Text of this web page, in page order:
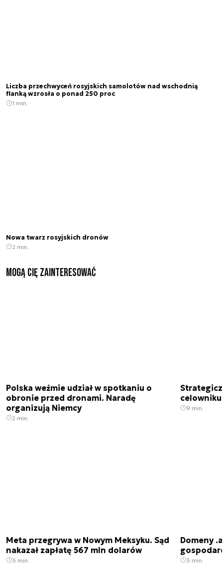
Liczba przechwyceń rosyjskich samolotów nad wschodnią
flanką wzrosła o ponad 250 proc
1 min.
Nowa twarz rosyjskich dronów
2 min.
Mogą Cię zainteresować
Polska weźmie udział w spotkaniu o
obronie przed dronami. Naradę
organizują Niemcy
2 min.
9 min.
Meta przegrywa w Nowym Meksyku. Sąd
nakazał zapłatę 567 mln dolarów
3 min.
Domeny
3 min.